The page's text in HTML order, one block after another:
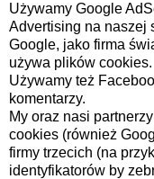
Używamy Google
Advertising na naszej
Google, jako firma
używa plików cookies.
Używamy też
komentarzy.
My oraz nasi
cookies (również
firmy trzecich (na
identyfikatorów by